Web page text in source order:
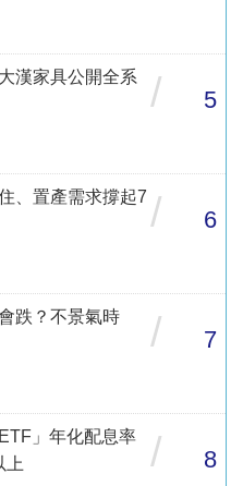
漢家具公開全系
/ 5
、置產需求撐起7 / 6
跌？不景氣時
/ 7
」年化配息率
上
/ 8